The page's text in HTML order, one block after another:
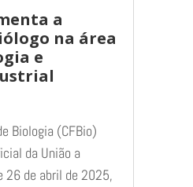
a
na área
e
Biologia (CFBio)
da União a
26 de abril de 2025,